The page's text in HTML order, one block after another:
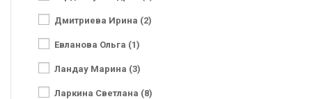
Дмитриева Ирина (2)
Евланова Ольга (1)
Ландау Марина (3)
Ларкина Светлана (8)